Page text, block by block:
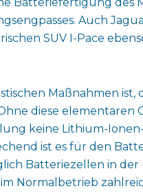
Auch
SUV I-Pace
Maßnahmen ist,
diese elementaren
keine Lithium-
ist es für den
Batteriezellen in
Normalbetrieb